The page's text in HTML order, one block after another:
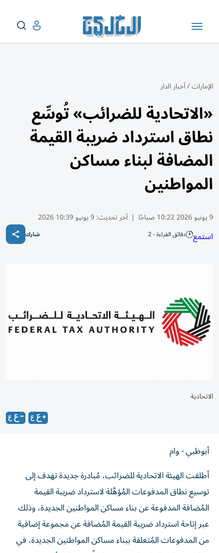
الإمارات/أخبار الدار
«الاتحادية للضرائب» تُوسِّع
نطاق استرداد ضريبة القيمة
المضافة لبناء مساكن
المواطنين
9 يونيو 2026 10:22 صباحًا | آخر تحديث:9 يونيو 10:39 2026
استمع دقائق القراءة - 2 شارك
الاتحادية
أبوظبي - وام
أطلقت الهيئة الاتحادية للضرائب، مُبادرة جديدة تهدف إلى
توسيع نطاق المدفوعات المُؤهَّلة لاسترداد ضريبة القيمة
المُضافة المدفوعة عن بناء مساكن المواطنين الجديدة، وذلك
عبر إتاحة استرداد ضريبة القيمة المُضافة عن مجموعة إضافية
من المدفوعات المُتعلقة ببناء مساكن المواطنين الجديدة، في